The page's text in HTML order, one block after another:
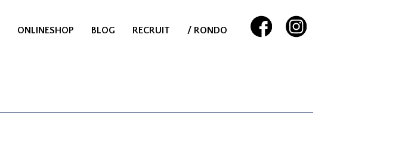
ONLINESHOP BLOG RECRUIT / RONDO